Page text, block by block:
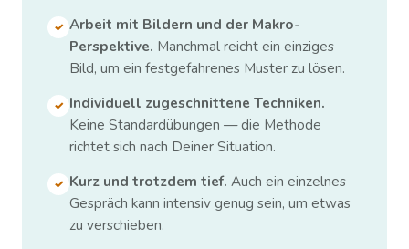
✓ Arbeit mit Bildern und der Makro-
Perspektive. Manchmal reicht ein einziges
Bild, um ein festgefahrenes Muster zu lösen.
✓ Individuell zugeschnittene Techniken.
Keine Standardübungen — die Methode
richtet sich nach Deiner Situation.
✓ Kurz und trotzdem tief. Auch ein einzelnes
Gespräch kann intensiv genug sein, um etwas
zu verschieben.